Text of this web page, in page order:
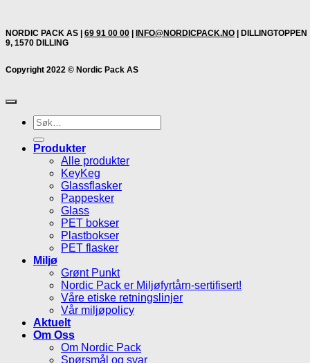
NORDIC PACK AS | 69 91 00 00 | INFO@NORDICPACK.NO | DILLINGTOPPEN
9, 1570 DILLING
Copyright 2022 © Nordic Pack AS
Søk
etter:
Produkter
Alle produkter
KeyKeg
Glassflasker
Pappesker
Glass
PET bokser
Plastbokser
PET flasker
Miljø
Grønt Punkt
Nordic Pack er Miljøfyrtårn-sertifisert!
Våre etiske retningslinjer
Vår miljøpolicy
Aktuelt
Om Oss
Om Nordic Pack
Spørsmål og svar